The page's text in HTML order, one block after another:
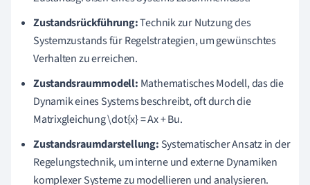
Zustandsrückführung:Technik zur Nutzung des
Systemzustands für Regelstrategien, um gewünschtes
Verhalten zu erreichen.
Zustandsraummodell: Mathematisches Modell, das die
Dynamik eines Systems beschreibt, oft durch die
Matrixgleichung \dot{x} = Ax + Bu.
Zustandsraumdarstellung: Systematischer Ansatz in der
Regelungstechnik, um interne und externe Dynamiken
komplexer Systeme zu modellieren und analysieren.